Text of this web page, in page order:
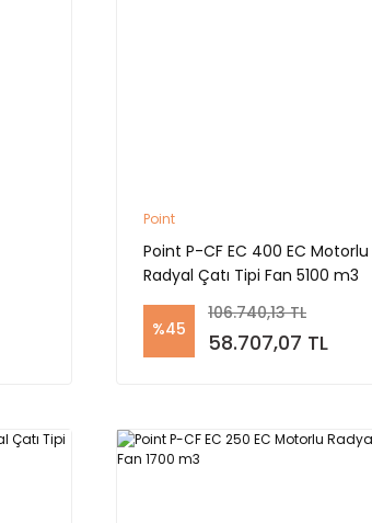
Point
Point P-CF EC 400 EC Motorlu
Radyal Çatı Tipi Fan 5100 m3
%45
106.740,13 TL
58.707,07 TL